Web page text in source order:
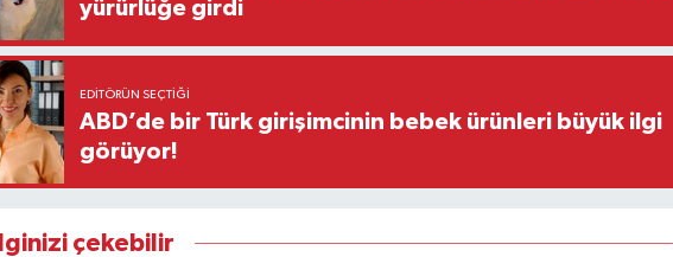
yürürlüğe girdi
EDITÖRÜN SEÇTIĞI
ABD’de bir Türk girişimcinin bebek ürünleri büyük ilgi
görüyor!
çekebilir